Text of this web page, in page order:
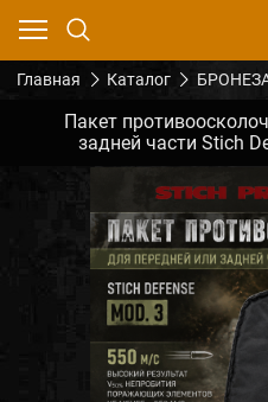
Главная Каталог
Пакет
задней части Stich